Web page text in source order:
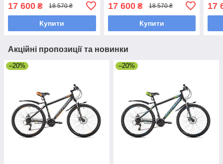
17 600 ₴ 18 570 ₴
Купити
17 600₴ 18 570 ₴
Купити
17
Акційні пропозиції та новинки
–20% –20%